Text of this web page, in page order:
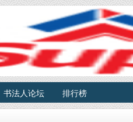
书法人论坛 排行榜